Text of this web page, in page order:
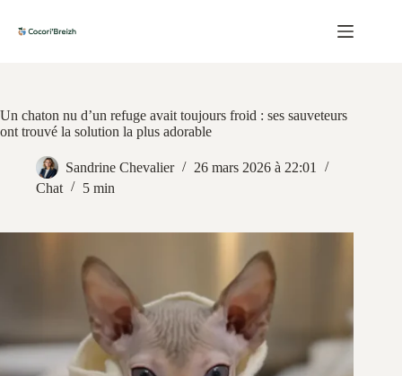
contenu
Un chaton nu d’un refuge avait toujours froid : ses sauveteurs
ont trouvé la solution la plus adorable
Sandrine Chevalier
26 mars 2026 à 22:01
Chat
5 min